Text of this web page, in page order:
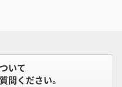
いて
問ください。